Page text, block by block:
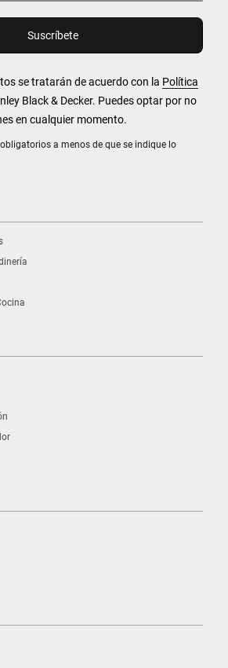
a menos de que se indique lo
se tratarán de acuerdo con la Política
Black & Decker. Puedes optar por no
en cualquier momento.